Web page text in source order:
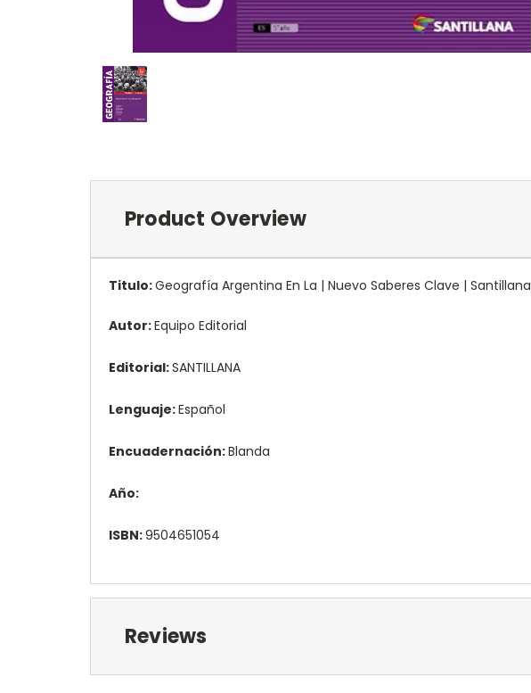
Product Overview
Titulo:Geografía Argentina En La | Nuevo Saberes Clave | Santillana
Autor:Equipo Editorial
Editorial:SANTILLANA
Lenguaje:Español
Encuadernación:Blanda
Año:
ISBN:9504651054
Reviews